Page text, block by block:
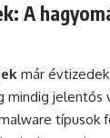
A
már
mindig jelentős
típusok